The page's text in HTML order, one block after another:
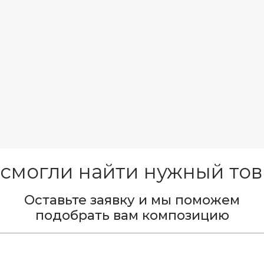
найти нужный
Оставьте заявку и мы поможем
подобрать вам композицию